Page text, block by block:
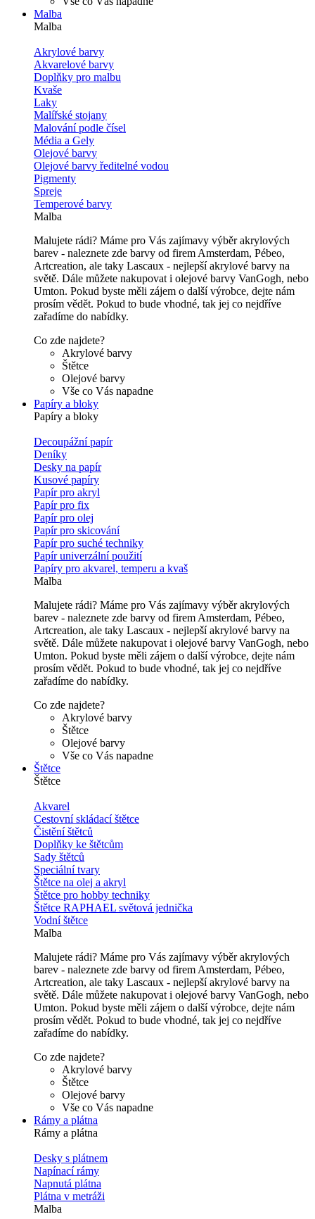
Malba
Malba
Akrylové barvy
Akvarelové barvy
Doplňky pro malbu
Kvaše
Laky
Malířské stojany
Malování podle čísel
Média a Gely
Olejové barvy
Olejové barvy ředitelné vodou
Pigmenty
Spreje
Temperové barvy
Malba
Malujete rádi? Máme pro Vás zajímavy výběr akrylových
barev - naleznete zde barvy od firem Amsterdam, Pébeo,
Artcreation, ale taky Lascaux - nejlepší akrylové barvy na
světě. Dále můžete nakupovat i olejové barvy VanGogh, nebo
Umton. Pokud byste měli zájem o další výrobce, dejte nám
prosím vědět. Pokud to bude vhodné, tak jej co nejdříve
zařadíme do nabídky.
Co zde najdete?
Akrylové barvy
Štětce
Olejové barvy
Vše co Vás napadne
Papíry a bloky
Papíry a bloky
Decoupážní papír
Deníky
Desky na papír
Kusové papíry
Papír pro akryl
Papír pro fix
Papír pro olej
Papír pro skicování
Papír pro suché techniky
Papír univerzální použití
Papíry pro akvarel, temperu a kvaš
Malba
Malujete rádi? Máme pro Vás zajímavy výběr akrylových
barev - naleznete zde barvy od firem Amsterdam, Pébeo,
Artcreation, ale taky Lascaux - nejlepší akrylové barvy na
světě. Dále můžete nakupovat i olejové barvy VanGogh, nebo
Umton. Pokud byste měli zájem o další výrobce, dejte nám
prosím vědět. Pokud to bude vhodné, tak jej co nejdříve
zařadíme do nabídky.
Co zde najdete?
Akrylové barvy
Štětce
Olejové barvy
Vše co Vás napadne
Štětce
Štětce
Akvarel
Cestovní skládací štětce
Čistění štětců
Doplňky ke štětcům
Sady štětců
Speciální tvary
Štětce na olej a akryl
Štětce pro hobby techniky
Štětce RAPHAEL světová jednička
Vodní štětce
Malba
Malujete rádi? Máme pro Vás zajímavy výběr akrylových
barev - naleznete zde barvy od firem Amsterdam, Pébeo,
Artcreation, ale taky Lascaux - nejlepší akrylové barvy na
světě. Dále můžete nakupovat i olejové barvy VanGogh, nebo
Umton. Pokud byste měli zájem o další výrobce, dejte nám
prosím vědět. Pokud to bude vhodné, tak jej co nejdříve
zařadíme do nabídky.
Co zde najdete?
Akrylové barvy
Štětce
Olejové barvy
Vše co Vás napadne
Rámy a plátna
Rámy a plátna
Desky s plátnem
Napínací rámy
Napnutá plátna
Plátna v metráži
Malba